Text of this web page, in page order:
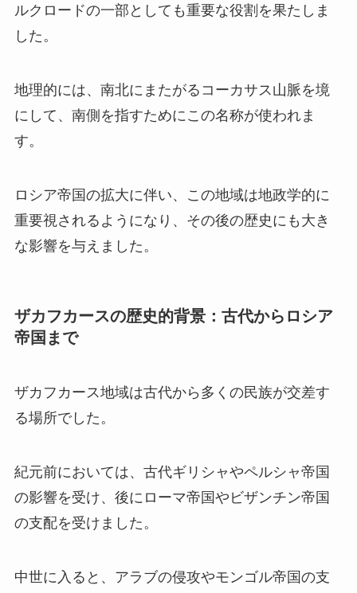
ルクロードの一部としても重要な役割を果たしま
した。
地理的には、南北にまたがるコーカサス山脈を境
にして、南側を指すためにこの名称が使われま
す。
ロシア帝国の拡大に伴い、この地域は地政学的に
重要視されるようになり、その後の歴史にも大き
な影響を与えました。
ザカフカースの歴史的背景：古代からロシア
帝国まで
ザカフカース地域は古代から多くの民族が交差す
る場所でした。
紀元前においては、古代ギリシャやペルシャ帝国
の影響を受け、後にローマ帝国やビザンチン帝国
の支配を受けました。
中世に入ると、アラブの侵攻やモンゴル帝国の支